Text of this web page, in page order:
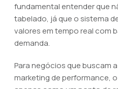
fundamental entender que
tabelado, já que o sistema
valores em tempo real com
demanda.
Para negócios que buscam
marketing de performance,